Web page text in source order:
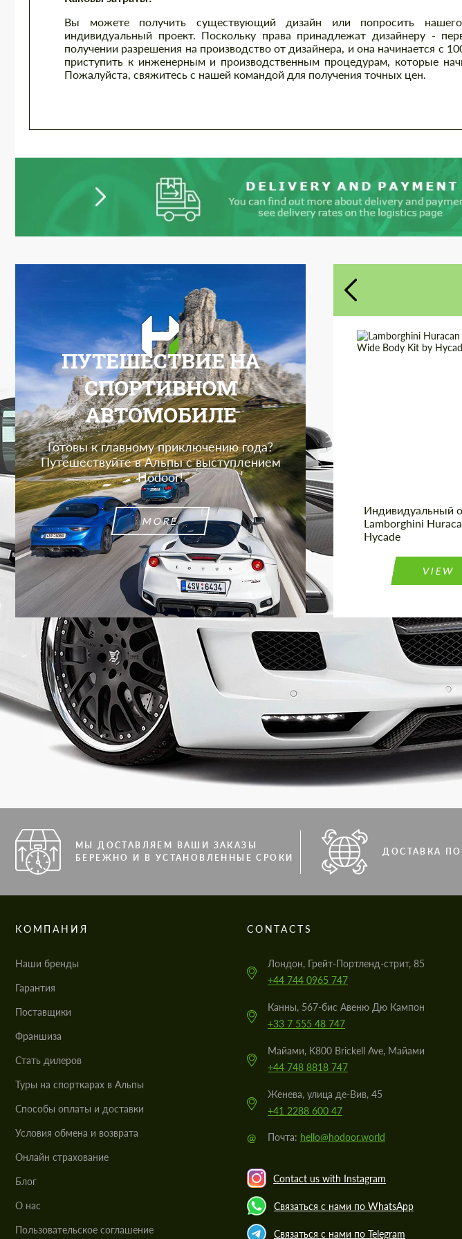
Вы можете получить существующий дизайн или попросить
индивидуальный проект. Поскольку права принадлежат дизайнеру -
получении разрешения на производство от дизайнера, и она начинается с
приступить к инженерным и производственным процедурам, которые
Пожалуйста, свяжитесь с нашей командой для получения точных цен.
ПУТЕШЕСТВИЕ НА
СПОРТИВНОМ
АВТОМОБИЛЕ
Готовы к главному приключению года?
Путешествуйте в Альпы с выступлением
Hodoor!
MORE
Индивидуальный
Lamborghini
Hycade
VIEW
МЫ ДОСТАВЛЯЕМ ВАШИ ЗАКАЗЫ
БЕРЕЖНО И В УСТАНОВЛЕННЫЕ СРОКИ
ДОСТАВКА
КОМПАНИЯ
Наши бренды
Гарантия
Поставщики
Франшиза
Стать дилеров
Туры на спорткарах в Альпы
Cпособы оплаты и доставки
Условия обмена и возврата
Онлайн страхование
Блог
О нас
Пользовательское соглашение
CONTACTS
Лондон, Грейт-Портленд-стрит, 85
+44 744 0965 747
Канны, 567-бис Авеню Дю Кампон
+33 7 555 48 747
Майами, K800 Brickell Ave, Майами
+44 748 8818 747
Женева, улица де-Вив, 45
+41 2288 600 47
@ Почта: hello@hodoor.world
Contact us with Instagram
Связаться с нами по WhatsApp
Связаться с нами по Telegram
Мы говорим
Cогласиться на
Мы говорим